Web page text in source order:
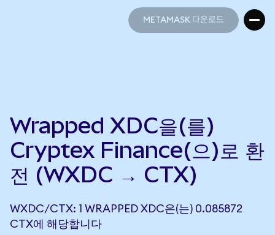
METAMASK 다운로드
Wrapped XDC을(를)
Cryptex Finance(으)로 환
전 (WXDC → CTX)
WXDC/CTX: 1 WRAPPED XDC은(는) 0.085872
CTX에 해당합니다